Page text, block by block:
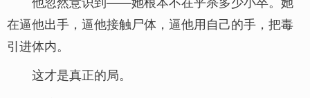
在逼他出手，逼他接触尸体，逼他用自己的手，把毒
引进体内。
这才是真正的局。